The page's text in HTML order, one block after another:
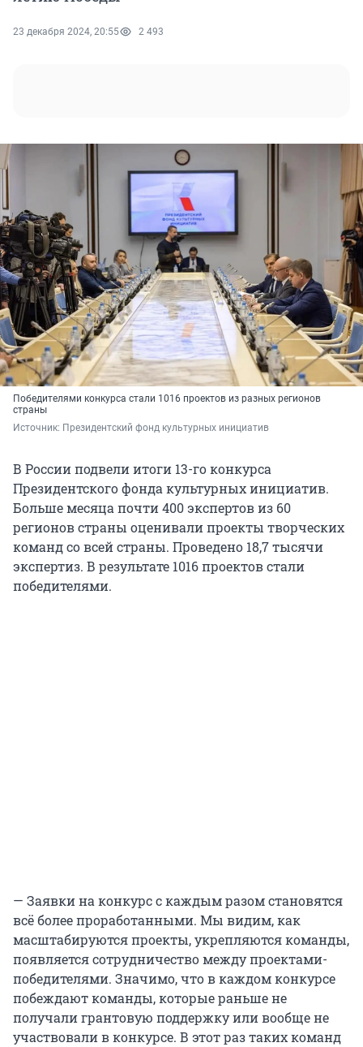
23 декабря 2024, 20:55 2 493
Победителями конкурса стали 1016 проектов из разных регионов
страны
Источник: Президентский фонд культурных инициатив
В России подвели итоги 13-го конкурса
Президентского фонда культурных инициатив.
Больше месяца почти 400 экспертов из 60
регионов страны оценивали проекты творческих
команд со всей страны. Проведено 18,7 тысячи
экспертиз. В результате 1016 проектов стали
победителями.
— Заявки на конкурс с каждым разом становятся
всё более проработанными. Мы видим, как
масштабируются проекты, укрепляются команды,
появляется сотрудничество между проектами-
победителями. Значимо, что в каждом конкурсе
побеждают команды, которые раньше не
получали грантовую поддержку или вообще не
участвовали в конкурсе. В этот раз таких команд